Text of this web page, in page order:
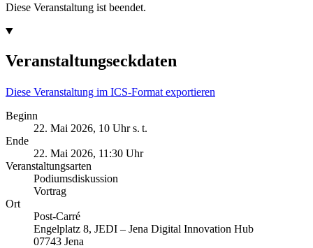
Diese Veranstaltung ist beendet.
Veranstaltungseckdaten
Diese Veranstaltung im ICS-Format exportieren
Beginn
22. Mai 2026, 10 Uhr s. t.
Ende
22. Mai 2026, 11:30 Uhr
Veranstaltungsarten
Podiumsdiskussion
Vortrag
Ort
Post-Carré
Engelplatz 8, JEDI – Jena Digital Innovation Hub
07743 Jena